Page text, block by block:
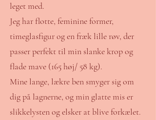
leget med.
Jeg har flotte, feminine former,
timeglasfigur og en fræk lille røv, der
passer perfekt til min slanke krop og
flade mave (165 høj/ 58 kg).
Mine lange, lækre ben smyger sig om
dig på lagnerne, og min glatte mis er
slikkelysten og elsker at blive forkælet.